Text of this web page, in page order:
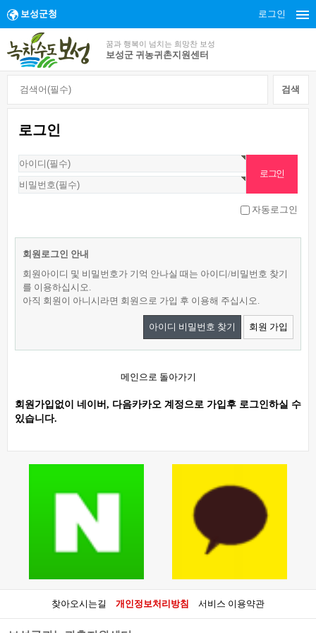
보성군청 로그인
꿈과 행복이 넘치는 희망찬 보성
보성군 귀농귀촌지원센터
로그인
자동로그인
회원로그인 안내
회원아이디 및 비밀번호가 기억 안나실 때는 아이디/비밀번호 찾기
를 이용하십시오.
아직 회원이 아니시라면 회원으로 가입 후 이용해 주십시오.
아이디 비밀번호 찾기 회원 가입
메인으로 돌아가기
회원가입없이 네이버, 다음카카오 계정으로 가입후 로그인하실 수
있습니다.
찾아오시는길 개인정보처리방침 서비스 이용약관